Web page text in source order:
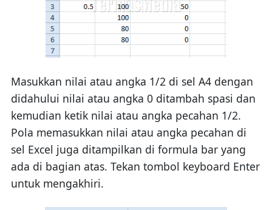
Masukkan nilai atau angka 1/2 di sel A4 dengan
didahului nilai atau angka 0 ditambah spasi dan
kemudian ketik nilai atau angka pecahan 1/2.
Pola memasukkan nilai atau angka pecahan di
sel Excel juga ditampilkan di formula bar yang
ada di bagian atas. Tekan tombol keyboard Enter
untuk mengakhiri.